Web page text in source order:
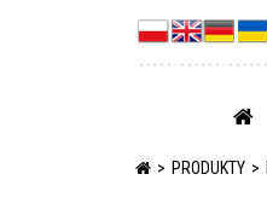
PRODUKTY